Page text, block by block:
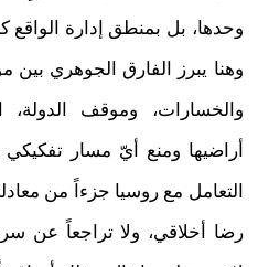
وحدها، بل بمنطق إدارة الواقع
وهنا يبرز الفارق الجوهري
والخسارات، وموقف الدولة،
أراضيها ومنع أيّ مسار
التعامل مع روسيا جزءاً من
رضا أخلاقي، ولا تراجعاً عن